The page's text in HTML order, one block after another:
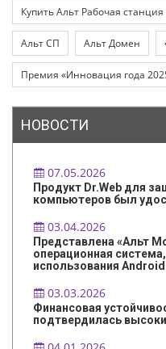
Купить Альт Рабочая станция
Альт СП Альт Домен
Премия «Инновация года
НОВОСТИ
07.05.2026
Продукт Dr.Web для
компьютеров был
03.04.2026
Представлена «Альт
операционная
использования Android
03.03.2026
Финансовая
подтвердилась